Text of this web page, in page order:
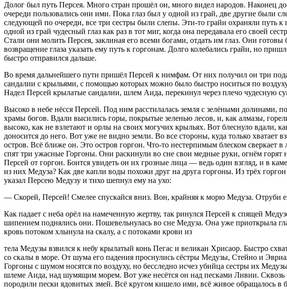
Долог был путь Персея. Много стран прошёл он, много видел народов. Наконец
очереди пользовались они ими. Пока глаз был у одной из грай, две другие были
следующей по очереди, все три сестры были слепы. Эти-то грайи охраняли путь
одной из грай чудесный глаз как раз в тот миг, когда она передавала его своей
Стали они молить Персея, заклиная его всеми богами, отдать им глаз. Они
возвращение глаза указать ему путь к горгонам. Долго колебались грайи, но
быстро отправился дальше.
Во время дальнейшего пути пришёл Персей к нимфам. От них получил он три
сандалии с крыльями, с помощью которых можно было быстро носиться по
Надел Персей крылатые сандалии, шлем Аида, перекинул через плечо чудесную
Высоко в небе нёсся Персей. Под ним расстилалась земля с зелёными долинами,
храмы богов. Вдали высились горы, покрытые зеленью лесов, и, как алмазы,
высоко, как не взлетают и орлы на своих могучих крыльях. Вот блеснуло вдали,
доносится до него. Вот уже не видно земли. Во все стороны, куда только хватает
остров. Всё ближе он. Это остров горгон. Что-то нестерпимым блеском сверкает
спят три ужасные Горгоны. Они раскинули во сне свои медные руки, огнём горят
Персей от горгон. Боится увидеть он их грозные лица — ведь один взгляд, и в
из них Медуза? Как две капли воды похожи друг на друга горгоны. Из трёх
указал Персею Медузу и тихо шепнул ему на ухо:
— Скорей, Персей! Смелее спускайся вниз. Вон, крайняя к морю Медуза. Отруби
Как падает с неба орёл на намеченную жертву, так ринулся Персей к спящей
шипением поднялись они. Пошевельнулась во сне Медуза. Она уже приоткрыла
кровь потоком хлынула на скалу, а с потоками крови из
тела Медузы взвился к небу крылатый конь Пегас и великан Хрисаор. Быстро
со скалы в море. От шума его падения проснулись сёстры Медузы, Стейно и
Горгоны с шумом носятся по воздуху, но бесследно исчез убийца сестры их
шлеме Аида, над шумящим морем. Вот уже несётся он над песками Ливии. Сквозь
породили пески ядовитых змей. Всё кругом кишело ими, всё живое обращалось